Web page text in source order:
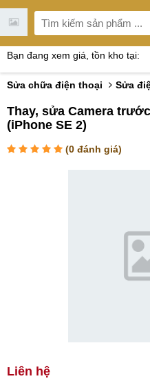
Bạn đang xem giá, tồn kho tại:
Sửa chữa điện thoại Sửa
Thay, sửa Camera
(iPhone SE 2)
(0 đánh giá)
Liên hệ